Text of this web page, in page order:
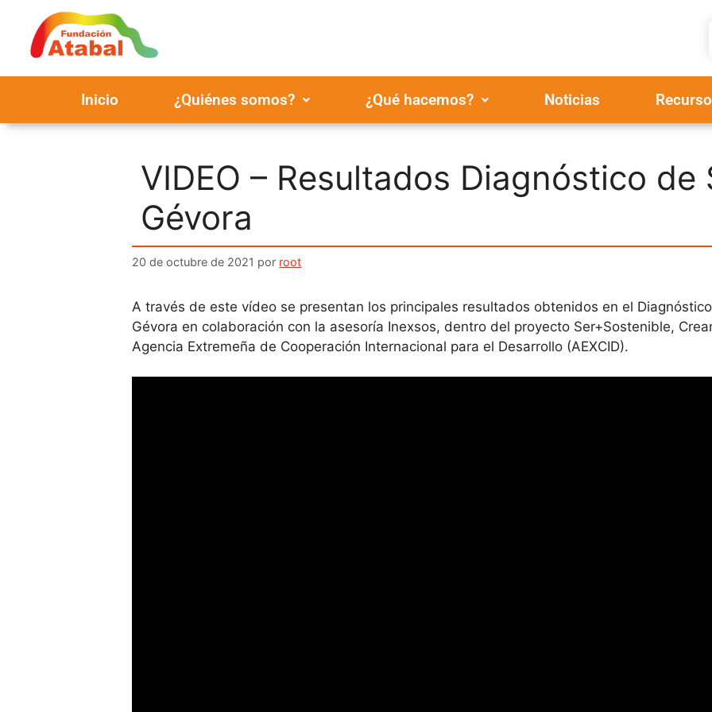
Inicio ¿Quiénes somos? ¿Qué hacemos? Noticias
VIDEO – Resultados Diagnóstico
Gévora
20 de octubre de 2021 por root
A través de este vídeo se presentan los principales resultados obtenidos en el
Gévora en colaboración con la asesoría Inexsos, dentro del proyecto Ser+Sostenible,
Agencia Extremeña de Cooperación Internacional para el Desarrollo (AEXCID).